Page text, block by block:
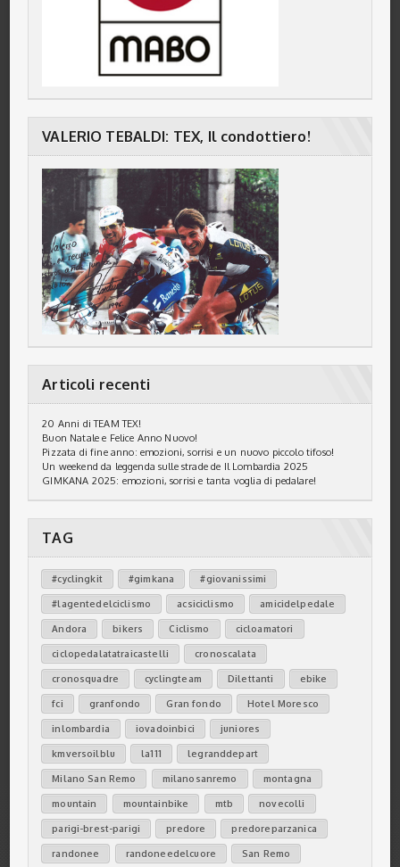
VALERIO TEBALDI: TEX, Il condottiero!
Articoli recenti
20 Anni di TEAM TEX!
Buon Natale e Felice Anno Nuovo!
Pizzata di fine anno: emozioni, sorrisi e un nuovo piccolo tifoso!
Un weekend da leggenda sulle strade de Il Lombardia 2025
GIMKANA 2025: emozioni, sorrisi e tanta voglia di pedalare!
TAG
#cyclingkit #gimkana #giovanissimi
#lagentedelciclismo acsiciclismo amicidelpedale
Andora bikers Ciclismo cicloamatori
ciclopedalatatraicastelli cronoscalata
cronosquadre cyclingteam Dilettanti ebike
fci granfondo Gran fondo Hotel Moresco
inlombardia iovadoinbici juniores
kmversoilblu la111 legranddepart
Milano San Remo milanosanremo montagna
mountain mountainbike mtb novecolli
parigi-brest-parigi predore predoreparzanica
randonee randoneedelcuore San Remo